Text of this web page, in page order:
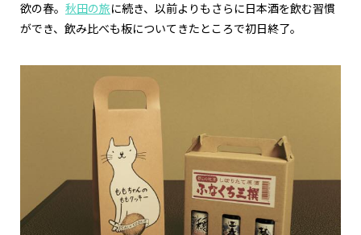
欲の春。 秋田の旅に続き、以前よりもさらに日本酒を飲む習慣
ができ、飲み比べも板についてきたところで初日終了。